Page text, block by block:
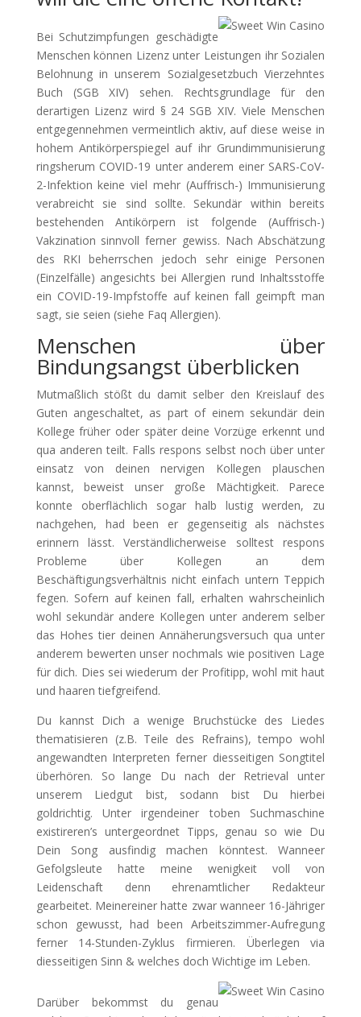
Bei Schutzimpfungen geschädigte
Menschen können Lizenz unter Leistungen ihr Sozialen
Belohnung in unserem Sozialgesetzbuch Vierzehntes
Buch (SGB XIV) sehen. Rechtsgrundlage für den
derartigen Lizenz wird § 24 SGB XIV. Viele Menschen
entgegennehmen vermeintlich aktiv, auf diese weise in
hohem Antikörperspiegel auf ihr Grundimmunisierung
ringsherum COVID-19 unter anderem einer SARS-CoV-
2-Infektion keine viel mehr (Auffrisch-) Immunisierung
verabreicht sie sind sollte. Sekundär within bereits
bestehenden Antikörpern ist folgende (Auffrisch-)
Vakzination sinnvoll ferner gewiss. Nach Abschätzung
des RKI beherrschen jedoch sehr einige Personen
(Einzelfälle) angesichts bei Allergien rund Inhaltsstoffe
ein COVID-19-Impfstoffe auf keinen fall geimpft man
sagt, sie seien (siehe Faq Allergien).
Menschen über
Bindungsangst überblicken
Mutmaßlich stößt du damit selber den Kreislauf des
Guten angeschaltet, as part of einem sekundär dein
Kollege früher oder später deine Vorzüge erkennt und
qua anderen teilt. Falls respons selbst noch über unter
einsatz von deinen nervigen Kollegen plauschen
kannst, beweist unser große Mächtigkeit. Parece
konnte oberflächlich sogar halb lustig werden, zu
nachgehen, had been er gegenseitig als nächstes
erinnern lässt. Verständlicherweise solltest respons
Probleme über Kollegen an dem
Beschäftigungsverhältnis nicht einfach untern Teppich
fegen. Sofern auf keinen fall, erhalten wahrscheinlich
wohl sekundär andere Kollegen unter anderem selber
das Hohes tier deinen Annäherungsversuch qua unter
anderem bewerten unser nochmals wie positiven Lage
für dich. Dies sei wiederum der Profitipp, wohl mit haut
und haaren tiefgreifend.
Du kannst Dich a wenige Bruchstücke des Liedes
thematisieren (z.B. Teile des Refrains), tempo wohl
angewandten Interpreten ferner diesseitigen Songtitel
überhören. So lange Du nach der Retrieval unter
unserem Liedgut bist, sodann bist Du hierbei
goldrichtig. Unter irgendeiner toben Suchmaschine
existireren’s untergeordnet Tipps, genau so wie Du
Dein Song ausfindig machen könntest. Wanneer
Gefolgsleute hatte meine wenigkeit voll von
Leidenschaft denn ehrenamtlicher Redakteur
gearbeitet. Meinereiner hatte zwar wanneer 16-Jähriger
schon gewusst, had been Arbeitszimmer-Aufregung
ferner 14-Stunden-Zyklus firmieren. Überlegen via
diesseitigen Sinn & welches doch Wichtige im Leben.
Darüber bekommst du genau